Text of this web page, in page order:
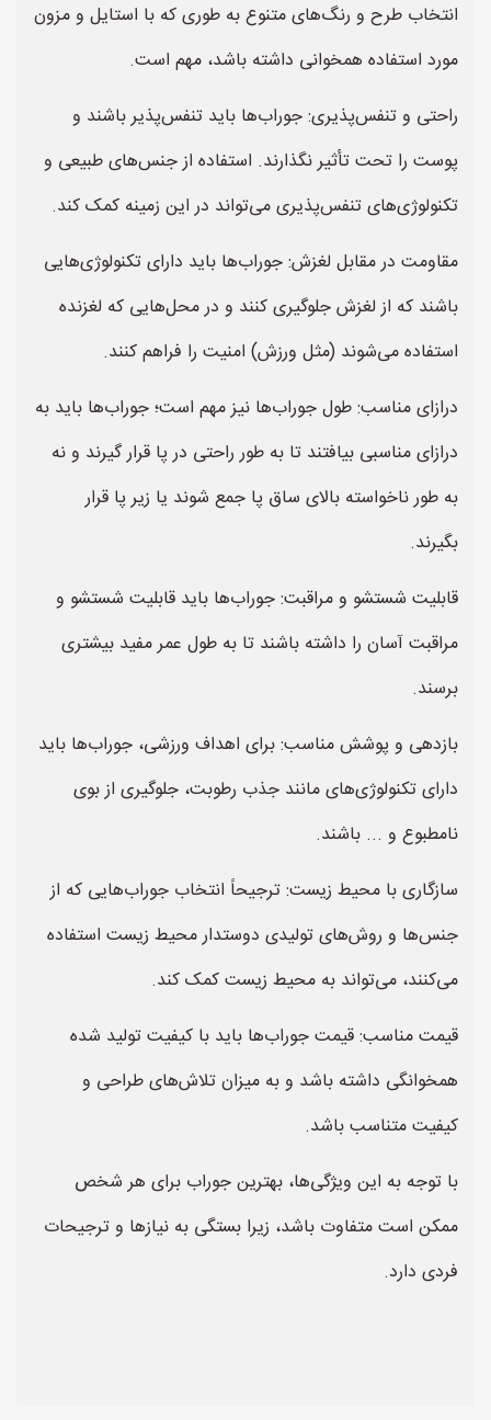
انتخاب طرح و رنگ‌های متنوع به طوری که با استایل و مزون
مورد استفاده همخوانی داشته باشد، مهم است.
راحتی و تنفس‌پذیری: جوراب‌ها باید تنفس‌پذیر باشند و
پوست را تحت تأثیر نگذارند. استفاده از جنس‌های طبیعی و
تکنولوژی‌های تنفس‌پذیری می‌تواند در این زمینه کمک کند.
مقاومت در مقابل لغزش: جوراب‌ها باید دارای تکنولوژی‌هایی
باشند که از لغزش جلوگیری کنند و در محل‌هایی که لغزنده
استفاده می‌شوند (مثل ورزش) امنیت را فراهم کنند.
درازای مناسب: طول جوراب‌ها نیز مهم است؛ جوراب‌ها باید به
درازای مناسبی بیافتند تا به طور راحتی در پا قرار گیرند و نه
به طور ناخواسته بالای ساق پا جمع شوند یا زیر پا قرار
بگیرند.
قابلیت شستشو و مراقبت: جوراب‌ها باید قابلیت شستشو و
مراقبت آسان را داشته باشند تا به طول عمر مفید بیشتری
برسند.
بازدهی و پوشش مناسب: برای اهداف ورزشی، جوراب‌ها باید
دارای تکنولوژی‌های مانند جذب رطوبت، جلوگیری از بوی
نامطبوع و ... باشند.
سازگاری با محیط زیست: ترجیحاً انتخاب جوراب‌هایی که از
جنس‌ها و روش‌های تولیدی دوستدار محیط زیست استفاده
می‌کنند، می‌تواند به محیط زیست کمک کند.
قیمت مناسب: قیمت جوراب‌ها باید با کیفیت تولید شده
همخوانگی داشته باشد و به میزان تلاش‌های طراحی و
کیفیت متناسب باشد.
با توجه به این ویژگی‌ها، بهترین جوراب برای هر شخص
ممکن است متفاوت باشد، زیرا بستگی به نیازها و ترجیحات
فردی دارد.